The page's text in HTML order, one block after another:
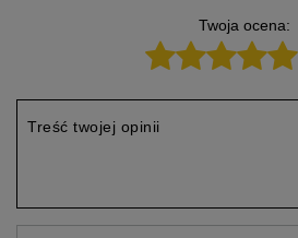
Twoja ocena:
Treść twojej opinii